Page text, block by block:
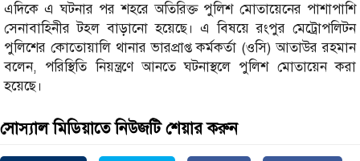
এদিকে এ ঘটনার পর শহরে অতিরিক্ত পুলিশ মোতায়েনের পাশাপাশি
সেনাবাহিনীর টহল বাড়ানো হয়েছে। এ বিষয়ে রংপুর মেট্রোপলিটন
পুলিশের কোতোয়ালি থানার ভারপ্রাপ্ত কর্মকর্তা (ওসি) আতাউর রহমান
বলেন, পরিস্থিতি নিয়ন্ত্রণে আনতে ঘটনাস্থলে পুলিশ মোতায়েন করা
হয়েছে।
সোস্যাল মিডিয়াতে নিউজটি শেয়ার করুন